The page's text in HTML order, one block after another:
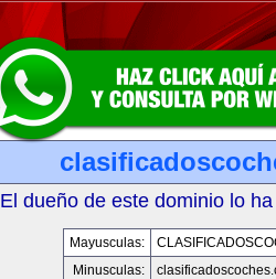
El dueño de este dominio lo
Mayusculas:
Minusculas: